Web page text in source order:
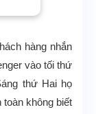
hàng nhắn
vào tối thứ
thứ Hai họ
toàn không biết